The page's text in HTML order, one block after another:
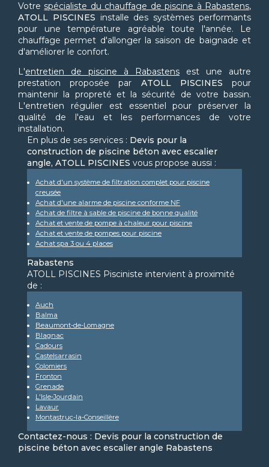
Votre spécialiste du chauffage de piscine à Rabastens,
ATOLL PISCINES installe des systèmes performants
pour une température agréable toute l'année. Le
chauffage permet d'allonger la saison de baignade et
d'améliorer le confort.
L'entretien de piscine à Rabastens est une autre
prestation proposée par ATOLL PISCINES pour
maintenir la propreté et la sécurité de votre bassin.
L'entretien régulier est essentiel pour préserver la
qualité de l'eau et les performances de votre
installation.
En plus de ses services : Devis pour la
construction de piscine béton avec escalier
angle, ATOLL PISCINES vous propose aussi :
Achat d'un système de filtration complet pour piscine
creusée
Achat d'une alarme de piscine conforme NF
Achat de filtre à sable de piscine de bonne qualité
Achat et vente de pompe à chaleur pour piscine
Achat et vente de pompes pour piscine
Achat spa 3 ou 4 places
Rabastens
ATOLL PISCINES Pisciniste intervient à proximité
de :
Auch
Balma
Beaumont-de-Lomagne
Blagnac
Cadours
Castelsarrasin
Colomiers
Fronton
Grenade
L'Isle-Jourdain
Lavaur
Montastruc-la-Conseillère
Contactez-nous : Devis pour la construction de
piscine béton avec escalier angle Rabastens